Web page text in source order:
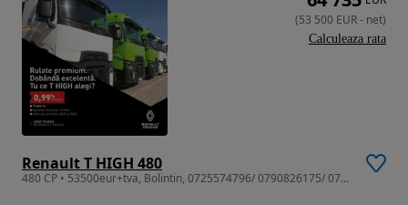
Renault T HIGH 480
480 CP • 53500eur+tva, Bolintin, 0725574796/ 0790826175/ 0726122423/ 0730713467
(53 500 EUR- net)
Calculeaza rata